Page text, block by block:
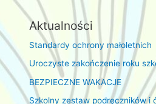
Aktualności
Standardy ochrony małoletnich
Uroczyste zakończenie roku
BEZPIECZNE WAKACJE
Szkolny zestaw podręczników i